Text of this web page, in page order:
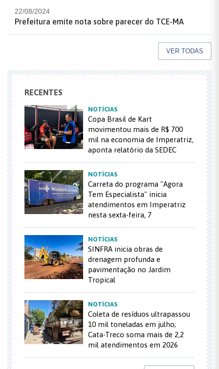
22/08/2024
Prefeitura emite nota sobre parecer do TCE-MA
VER TODAS
RECENTES
NOTÍCIAS
Copa Brasil de Kart
movimentou mais de R$ 700
mil na economia de Imperatriz,
aponta relatório da SEDEC
NOTÍCIAS
Carreta do programa "Agora
Tem Especialista" inicia
atendimentos em Imperatriz
nesta sexta-feira, 7
NOTÍCIAS
SINFRA inicia obras de
drenagem profunda e
pavimentação no Jardim
Tropical
NOTÍCIAS
Coleta de resíduos ultrapassou
10 mil toneladas em julho;
Cata-Treco soma mais de 2,2
mil atendimentos em 2026